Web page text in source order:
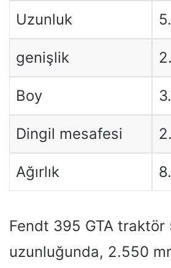
Uzunluk
genişlik
Boy
Dingil mesafesi
Ağırlık
Fendt 395 GTA traktör
uzunluğunda, 2.550